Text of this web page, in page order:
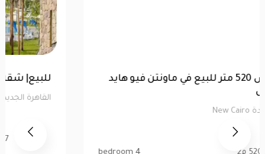
توين هاوس 520 متر للبيع في ماونتن فيو هايد
القاهرة الجديدة New Cairo